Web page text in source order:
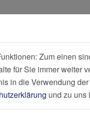
Zum einen
für Sie immer weiter
in die Verwendung
und zu uns